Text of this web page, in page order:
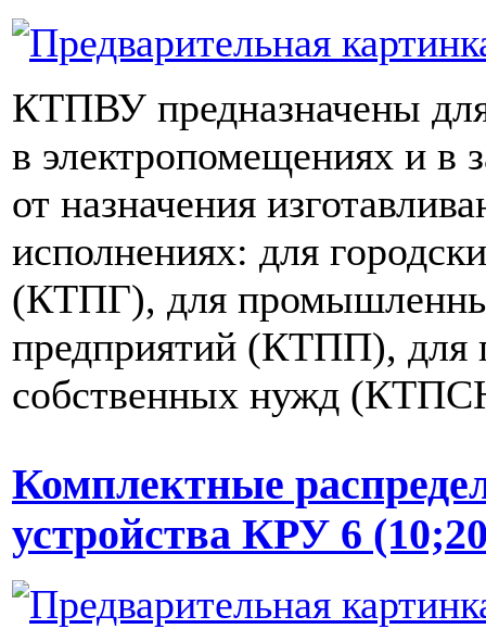
КТПВУ предназначены
в электропомещениях и в
от назначения
исполнениях: для
(КТПГ), для
предприятий (КТПП), для
собственных нужд
Комплектные
устройства КРУ 6